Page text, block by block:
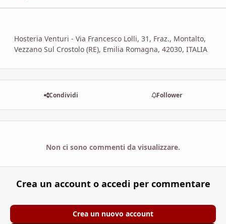
Hosteria Venturi - Via Francesco Lolli, 31, Fraz., Montalto,
Vezzano Sul Crostolo (RE), Emilia Romagna, 42030, ITALIA
Condividi Follower
Non ci sono commenti da visualizzare.
Crea un account o accedi per commentare
Crea un nuovo account